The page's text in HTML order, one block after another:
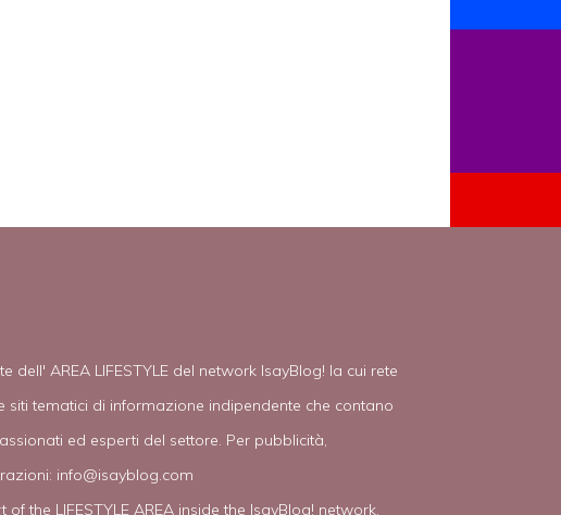
dell' AREA LIFESTYLE del network IsayBlog! la cui rete
siti tematici di informazione indipendente che contano
ed esperti del settore. Per pubblicità,
info@isayblog.com
the LIFESTYLE AREA inside the IsayBlog! network.